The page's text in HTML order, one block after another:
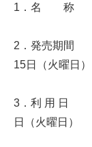
1．名 称 「
2．発売期間
15日（火曜日）
3．利 用 日
日（火曜日）